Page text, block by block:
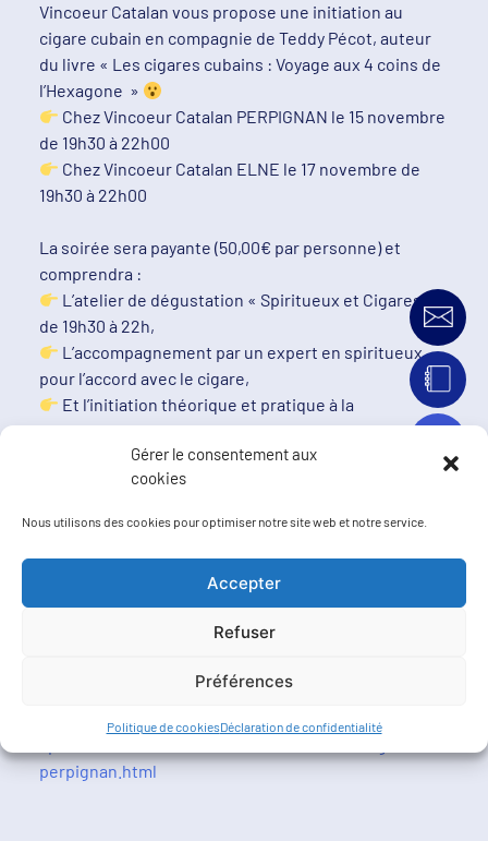
Gérer le consentement aux
cookies
Nous utilisons des cookies pour optimiser notre site web et notre service.
Accepter
Refuser
Préférences
Politique de cookiesDéclaration de confidentialité
Vincoeur Catalan vous propose une initiation au
cigare cubain en compagnie de Teddy Pécot, auteur
du livre « Les cigares cubains : Voyage aux 4 coins de
l’Hexagone »
Chez Vincoeur Catalan PERPIGNAN le 15 novembre
de 19h30 à 22h00
Chez Vincoeur Catalan ELNE le 17 novembre de
19h30 à 22h00
La soirée sera payante (50,00€ par personne) et
comprendra :
L’atelier de dégustation « Spiritueux et Cigares »
de 19h30 à 22h,
L’accompagnement par un expert en spiritueux
pour l’accord avec le cigare,
Et l’initiation théorique et pratique à la
dégustation d’un cigare dans les règles de l’art.
Attention les deux soirées seront limitées à 15
magasin, où directement sur notre site :
A Elne :https://www.vincoeurcatalan.com/nos-
spiritueux/2848-reservation-initiation-au-cigare-
A Perpignan :
https://www.vincoeurcatalan.com/nos-
perpignan.html